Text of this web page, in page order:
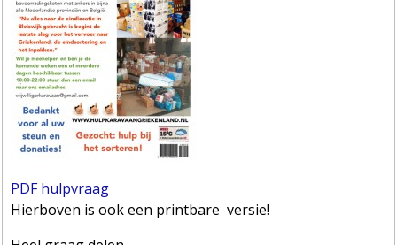
PDF hulpvraag
Hierboven is ook een printbare versie!